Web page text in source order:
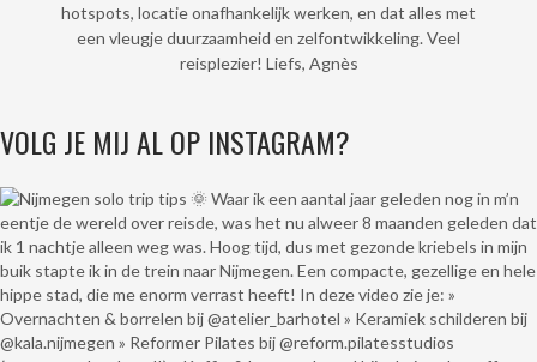
hotspots, locatie onafhankelijk werken, en dat alles met
een vleugje duurzaamheid en zelfontwikkeling. Veel
reisplezier! Liefs, Agnès
VOLG JE MIJ AL OP INSTAGRAM?